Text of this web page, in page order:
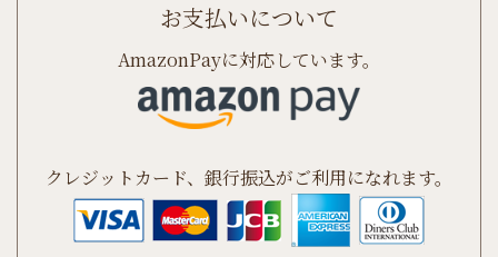
お支払いについて
AmazonPayに対応しています。
クレジットカード、銀行振込がご利用になれます。